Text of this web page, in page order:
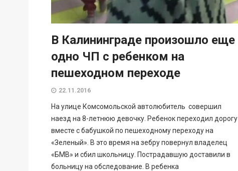
В Калининграде произошло еще
одно ЧП с ребенком на
пешеходном переходе
22.11.2016
На улице Комсомольской автолюбитель совершил
наезд на 8-летнюю девочку. Ребенок переходил дорогу
вместе с бабушкой по пешеходному переходу на
«Зеленый». В это время на зебру повернул владелец
«БМВ» и сбил школьницу. Пострадавшую доставили в
больницу на обследование. В ребенка